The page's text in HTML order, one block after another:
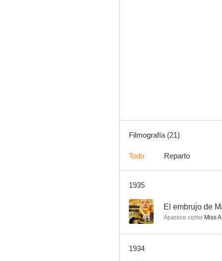
--
Filmografía (21)
Todo Reparto
1935
-- El embrujo de
Aparece como Miss
1934